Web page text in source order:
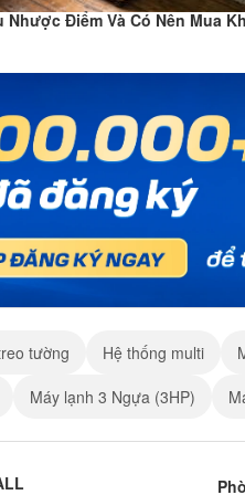
Điểm Và Có Nên Mua
tường Hệ thống multi
Máy lạnh 3 Ngựa (3HP)